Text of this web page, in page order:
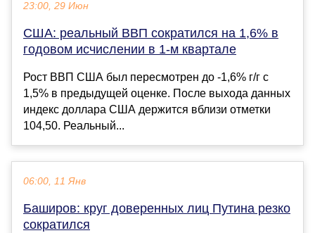
23:00, 29 Июн
США: реальный ВВП сократился на 1,6% в
годовом исчислении в 1-м квартале
Рост ВВП США был пересмотрен до -1,6% г/г с
1,5% в предыдущей оценке. После выхода данных
индекс доллара США держится вблизи отметки
104,50. Реальный...
06:00, 11 Янв
Баширов: круг доверенных лиц Путина резко
сократился